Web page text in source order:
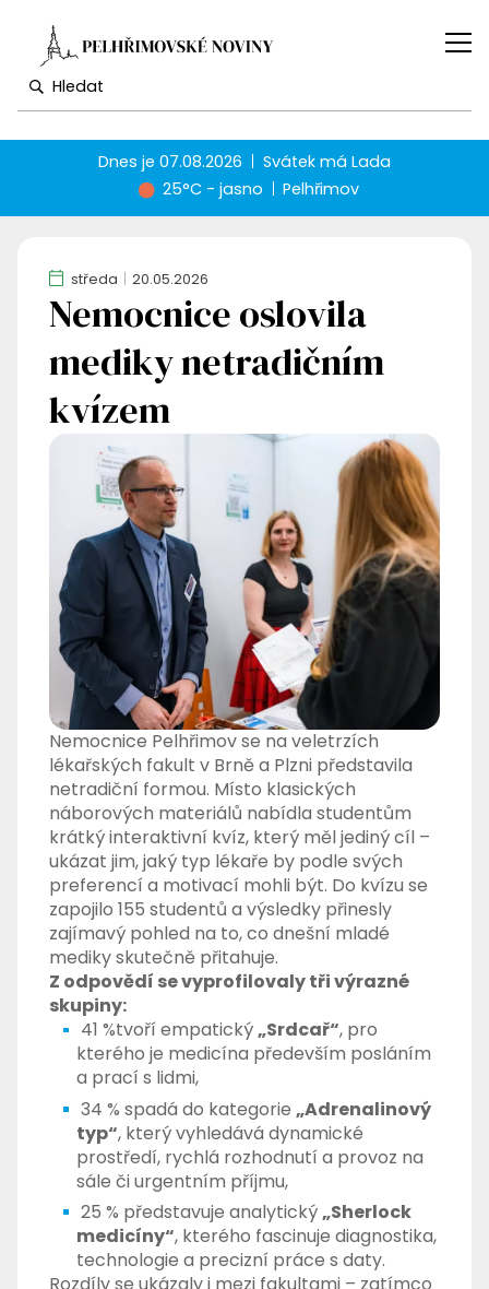
Dnes je07.08.2026 Svátek má Lada
25°C - jasno
Pelhřimov
středa 20.05.2026
Nemocnice oslovila
mediky netradičním
kvízem
Nemocnice Pelhřimov se na veletrzích
lékařských fakult v Brně a Plzni představila
netradiční formou. Místo klasických
náborových materiálů nabídla studentům
krátký interaktivní kvíz, který měl jediný cíl –
ukázat jim, jaký typ lékaře by podle svých
preferencí a motivací mohli být. Do kvízu se
zapojilo 155 studentů a výsledky přinesly
zajímavý pohled na to, co dnešní mladé
mediky skutečně přitahuje.
Z odpovědí se vyprofilovaly tři výrazné
skupiny:
41 %tvoří empatický„Srdcař“, pro
kterého je medicína především posláním
a prací s lidmi,
34 % spadá do kategorie„Adrenalinový
typ“, který vyhledává dynamické
prostředí, rychlá rozhodnutí a provoz na
sále či urgentním příjmu,
25 % představuje analytický„Sherlock
medicíny“, kterého fascinuje diagnostika,
technologie a precizní práce s daty.